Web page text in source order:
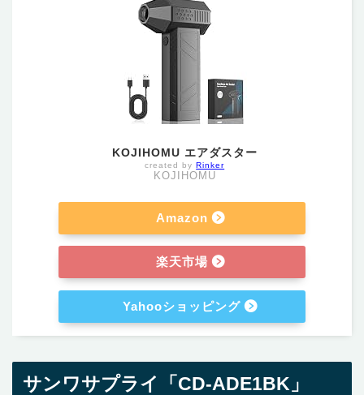
KOJIHOMU エアダスター
created by Rinker
KOJIHOMU
Amazon
楽天市場
Yahooショッピング
サンワサプライ「‎CD-ADE1BK」